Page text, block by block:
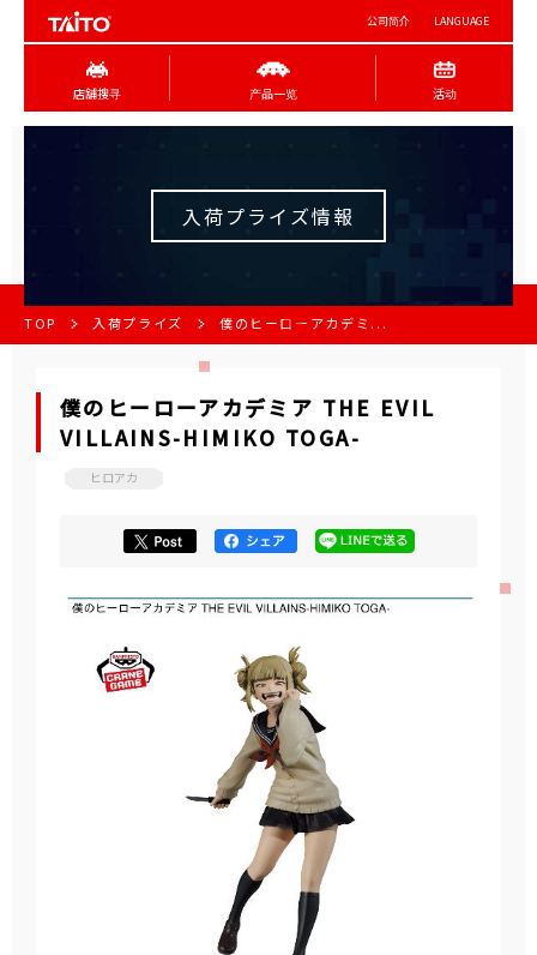
公司简介 LANGUAGE
店舖搜寻 产品一览 活动
入荷プライズ情報
TOP 入荷プライズ 僕のヒーローアカデミ...
僕のヒーローアカデミア THE EVIL
VILLAINS-HIMIKO TOGA-
ヒロアカ